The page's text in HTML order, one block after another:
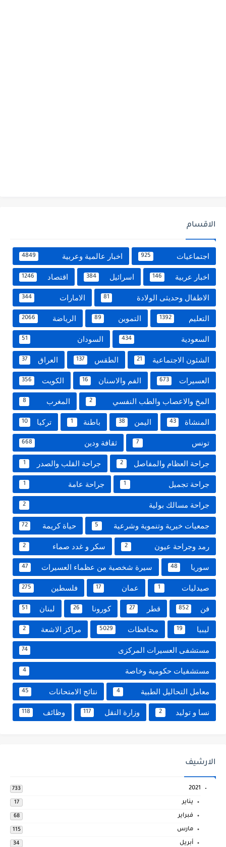
الاقسام
اجتماعيات 925 اخبار عالمية وعربية 4849
اخبار عربية 146 اسرائيل 384 اقتصاد 1246
الاطفال وحديثى الولادة 81 الامارات 344
التعليم 1392 التموين 89 الرياضة 2066
السعودية 434 السودان 51
الشئون الاجتماعية 21 الطقس 137 العراق 37
العسيرات 673 الفم والاسنان 16 الكويت 356
المخ والاعصاب والطب النفسي 2 المغرب 8
المنشاة 43 اليمن 38 باطنة 1 تركيا 10
تونس 7 ثقافة ودين 668
جراحة العظام والمفاصل 2 جراحة القلب والصدر 1
جراحة تجميل 1 جراحة عامة 1
جراحة مسالك بولية 2
جمعيات خيرية وتنموية وشرعية 5 حياة كريمة 72
رمد وجراحة عيون 2 سكر و غدد صماء 2
سوريا 48 سيرة شخصية من عظماء العسيرات 47
صيدليات 1 عمان 17 فلسطين 275
فن 852 قطر 27 كورونا 26 لبنان 51
ليبيا 19 محافظات 5029 مراكز الاشعة 2
مستشفى العسيرات المركزى 74
مستشفيات حكومية وخاصة 4
معامل التحاليل الطبية 4 نتائج الامتحانات 45
نسا و توليد 2 وزارة النقل 117 وظائف 118
الارشيف
2021
733
يناير 17
فبراير 68
مارس 115
أبريل 34